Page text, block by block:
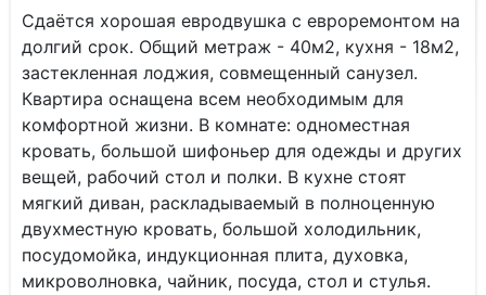
Сдаётся хорошая евродвушка с евроремонтом на
долгий срок. Общий метраж - 40м2, кухня - 18м2,
застекленная лоджия, совмещенный санузел.
Квартира оснащена всем необходимым для
комфортной жизни. В комнате: одноместная
кровать, большой шифоньер для одежды и других
вещей, рабочий стол и полки. В кухне стоят
мягкий диван, раскладываемый в полноценную
двухместную кровать, большой холодильник,
посудомойка, индукционная плита, духовка,
микроволновка, чайник, посуда, стол и стулья.